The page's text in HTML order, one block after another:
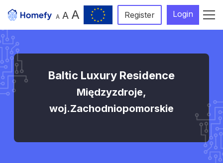
A A A Register Login
Baltic Luxury Residence
Międzyzdroje,
woj.Zachodniopomorskie